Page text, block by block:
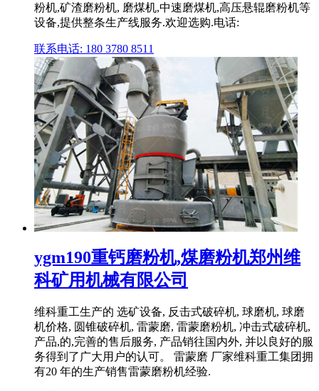
粉机,矿渣磨粉机, 磨煤机,中速磨煤机,高压悬辊磨粉机等
设备,提供整条生产线服务.欢迎选购.电话:
联系电话: 180 3780 8511
ygm190重钙磨粉机,煤磨粉机郑州维
科矿用机械有限公司
维科重工生产的 选矿设备, 反击式破碎机, 球磨机, 球磨
机价格, 圆锥破碎机, 雷蒙磨, 雷蒙磨粉机, 冲击式破碎机,
产品,的,完善的售后服务, 产品销往国内外, 并以良好的服
务得到了广大用户的认可。 雷蒙磨 厂家维科重工集团拥
有20 年的生产销售雷蒙磨粉机经验.